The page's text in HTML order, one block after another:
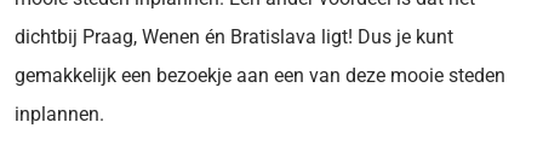
dichtbij Praag, Wenen én Bratislava ligt! Dus je kunt
gemakkelijk een bezoekje aan een van deze mooie steden
inplannen.